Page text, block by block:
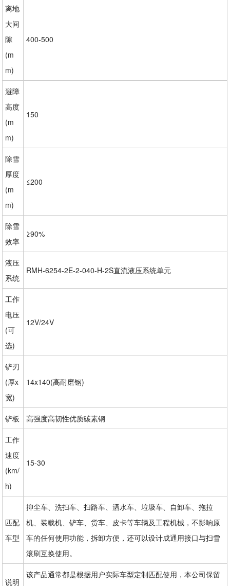
离地
大间
隙
(m
m)
400-500
避障
高度
(m
m)
150
除雪
厚度
(m
m)
≤200
除雪
效率
≥90%
液压
系统
RMH-6254-2E-2-040-H-2S直流液压系统单元
工作
电压
(可
选)
12V/24V
铲刃
(厚x
宽)
14x140(高耐磨钢)
铲板 高强度高韧性优质碳素钢
工作
速度
(km/
h)
15-30
匹配
车型
抑尘车、洗扫车、扫路车、洒水车、垃圾车、自卸车、拖拉
机、装载机、铲车、货车、皮卡等车辆及工程机械，不影响原
车的任何使用功能，拆卸方便，还可以设计成通用接口与扫雪
滚刷互换使用。
说明
该产品通常都是根据用户实际车型定制匹配使用，本公司保留